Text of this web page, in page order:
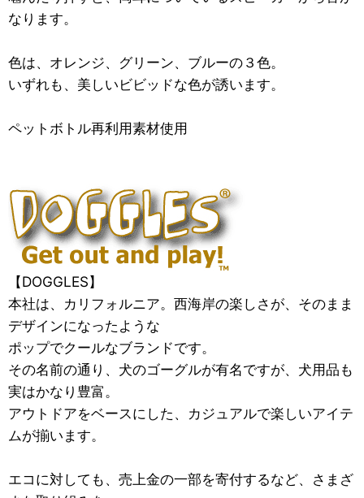
なります。
色は、オレンジ、グリーン、ブルーの３色。
いずれも、美しいビビッドな色が誘います。
ペットボトル再利用素材使用
【DOGGLES】
本社は、カリフォルニア。西海岸の楽しさが、そのまま
デザインになったような
ポップでクールなブランドです。
その名前の通り、犬のゴーグルが有名ですが、犬用品も
実はかなり豊富。
アウトドアをベースにした、カジュアルで楽しいアイテ
ムが揃います。
エコに対しても、売上金の一部を寄付するなど、さまざ